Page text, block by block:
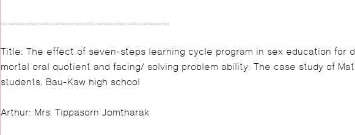
............................................................................................
Title: The effect of seven-steps learning cycle program in sex education for
mortal oral quotient and facing/ solving problem ability: The case study of Mathayom 4th
students, Bau-Kaw high school
Arthur: Mrs. Tippasorn Jomtharak